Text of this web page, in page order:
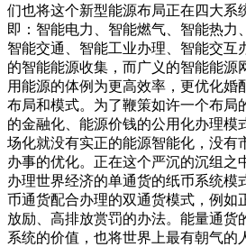
们也将这个新型能源布局正在四大系
即：智能电力、智能燃气、智能热力
智能交通、智能工业办理、智能交互
的智能能源收集，而广义的智能能源
用能源的体例为更高效率，更优化婚
布局和模式。为了鞭策如许一个布局
的金融化、能源价钱的公用化办理模
场化就没有实正的能源智能化，没有
办事的优化。正在这个严沉的沉组之
办理世界经济的单通货的纸币系统模
币通货配合办理的双通货模式，例如
放励、高排放赏罚的办法。能量通货
系统的价值，也将世界上最有朝气的